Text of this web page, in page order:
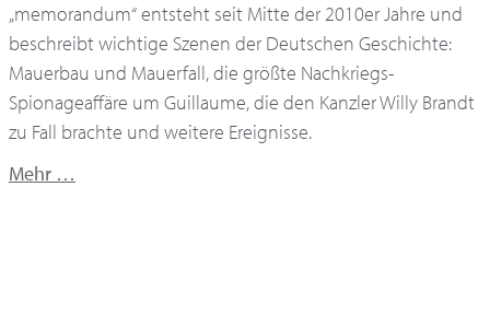
„memorandum“ entsteht seit Mitte der 2010er Jahre und
beschreibt wichtige Szenen der Deutschen Geschichte:
Mauerbau und Mauerfall, die größte Nachkriegs-
Spionageaffäre um Guillaume, die den Kanzler Willy Brandt
zu Fall brachte und weitere Ereignisse.
Mehr …